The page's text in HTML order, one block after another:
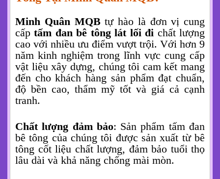
Minh Quân MQB tự hào là đơn vị cung
cấptấm đan bê tông lát lối đi chất lượng
cao với nhiều ưu điểm vượt trội. Với hơn 9
năm kinh nghiệm trong lĩnh vực cung cấp
vật liệu xây dựng, chúng tôi cam kết mang
đến cho khách hàng sản phẩm đạt chuẩn,
độ bền cao, thẩm mỹ tốt và giá cả cạnh
tranh.
Chất lượng đảm bảo: Sản phẩm tấm đan
bê tông của chúng tôi được sản xuất từ bê
tông cốt liệu chất lượng, đảm bảo tuổi thọ
lâu dài và khả năng chống mài mòn.